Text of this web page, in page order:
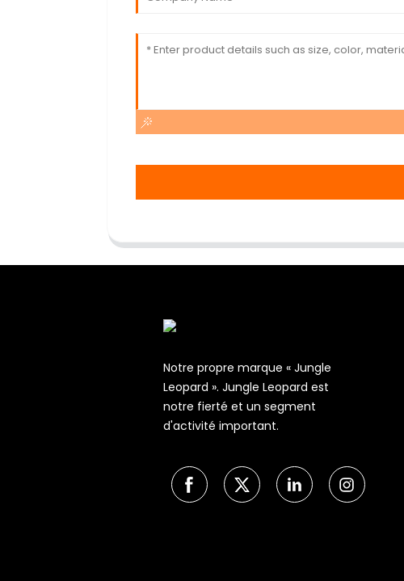
Notre propre marque « Jungle
Leopard ». Jungle Leopard est
notre fierté et un segment
d'activité important.